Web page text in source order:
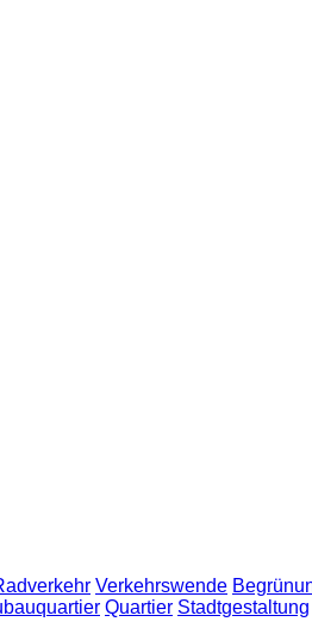
Verkehrswende
Quartier Stadtgestaltung